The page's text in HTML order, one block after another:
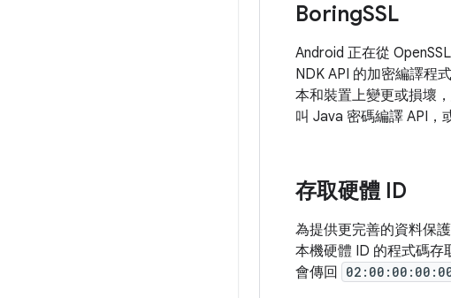
BoringSSL
Android 正在從
NDK API 的加密編譯程
本和裝置上變更或損壞
叫 Java 密碼編譯 API，
存取硬體 ID
為提供更完善的資料保
本機硬體 ID 的程式碼存
會傳回